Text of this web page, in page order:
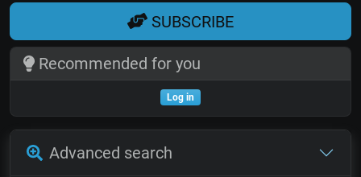
SUBSCRIBE
Recommended for you
Log in
Advanced search